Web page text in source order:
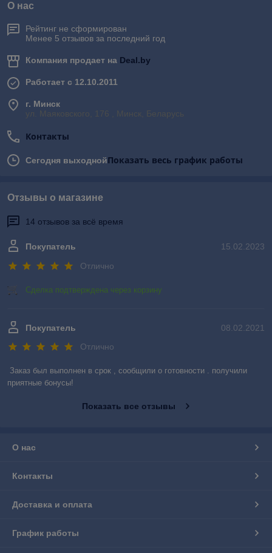
О нас
Рейтинг не сформирован
Менее 5 отзывов за последний год
Компания продает на Deal.by
Работает с 12.10.2011
г. Минск
ул. Маяковского, 176 , Минск, Беларусь
Контакты
Сегодня выходнойПоказать весь график работы
Отзывы о магазине
14 отзывов за всё время
15.02.2023
Покупатель
Отлично
Сделка подтверждена через корзину
08.02.2021
Покупатель
Отлично
Заказ был выполнен в срок , сообщили о готовности . получили
приятные бонусы!
Показать все отзывы
О нас
Контакты
Доставка и оплата
График работы